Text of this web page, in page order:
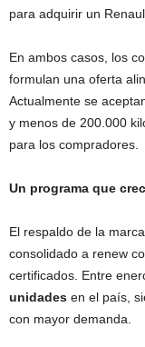
para adquirir un
En ambos casos, los
formulan una oferta
Actualmente se
y menos de 200.000
para los compradores.
Un programa que
El respaldo de la
consolidado a renew
certificados. Entre
unidades en el país,
con mayor demanda.